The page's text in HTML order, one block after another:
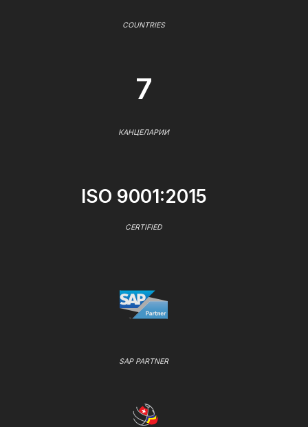
COUNTRIES
7
КАНЦЕЛАРИИ
ISO 9001:2015
CERTIFIED
SAP PARTNER